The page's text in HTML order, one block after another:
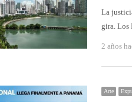
La
gira. Los
2 años
Arte